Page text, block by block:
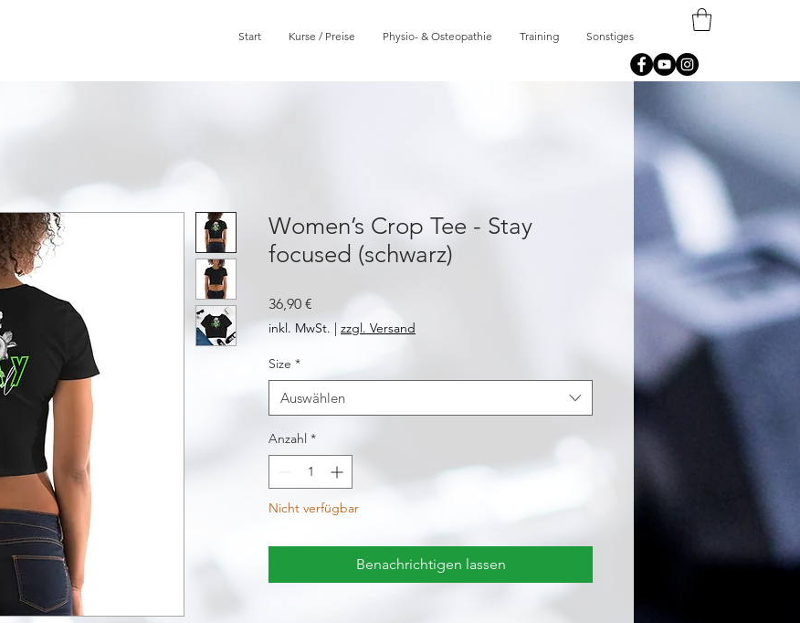
Start Kurse / Preise Physio- & Osteopathie Training Sonstiges
Women’s Crop Tee - Stay
focused (schwarz)
36,90 €
inkl. MwSt. | zzgl. Versand
Size *
Auswählen
Anzahl *
Nicht verfügbar
Benachrichtigen lassen